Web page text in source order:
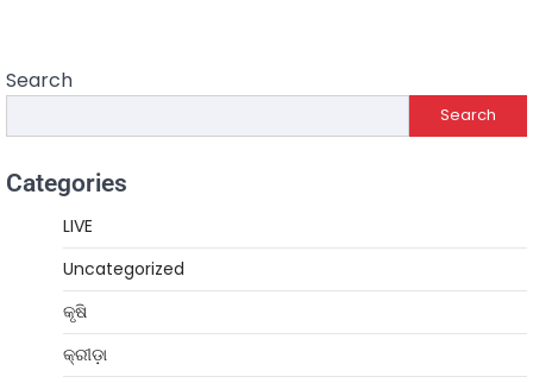
Search
Search
Categories
LIVE
Uncategorized
କୃଷି
କ୍ରୀଡ଼ା